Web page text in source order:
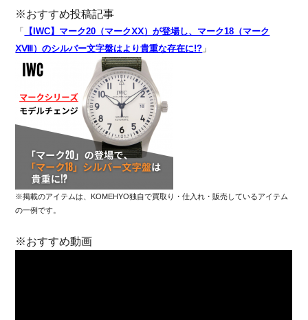
※おすすめ投稿記事
「
【IWC】マーク20（マークⅩⅩ）が登場し、マーク18（マーク
ⅩⅧ）のシルバー文字盤はより貴重な存在に!? 」
※掲載のアイテムは、KOMEHYO独自で買取り・仕入れ・販売しているアイテム
の一例です。
※おすすめ動画